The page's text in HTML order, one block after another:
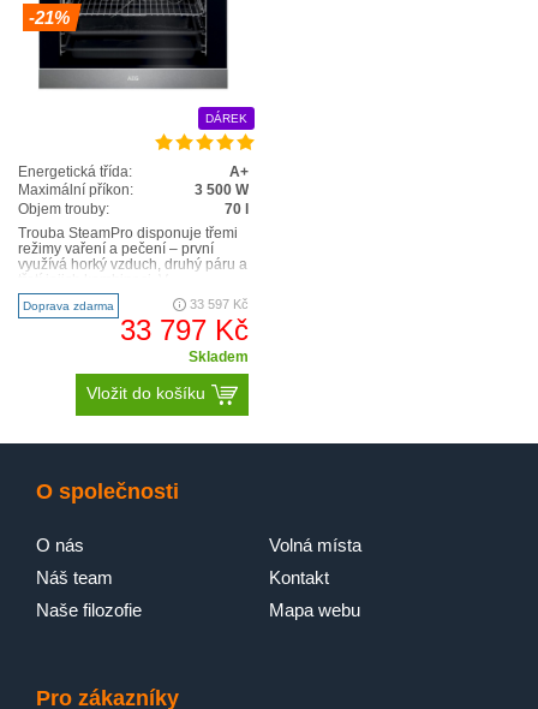
-21%
DÁREK
Energetická třída:
A+
Maximální příkon:
3 500 W
Objem trouby:
70 l
Trouba SteamPro disponuje třemi
režimy vaření a pečení – první
využívá horký vzduch, druhý páru a
třetí jejich kombinaci. V
kombinovaném režimu trou..
Doprava zdarma 33 597 Kč
33 797 Kč
Skladem
Vložit do košíku
O společnosti
O nás
Náš team
Naše filozofie
Volná místa
Kontakt
Mapa webu
Pro zákazníky